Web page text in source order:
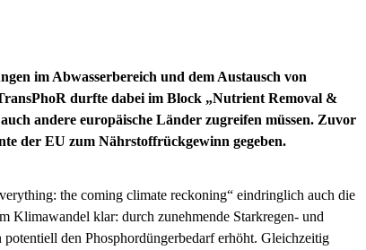
im Abwasserbereich und dem Austausch von
durfte dabei im Block „Nutrient Removal &
andere europäische Länder zugreifen müssen. Zuvor
der EU zum Nährstoffrückgewinn gegeben.
the coming climate reckoning“ eindringlich auch die
Klimawandel klar: durch zunehmende Starkregen- und
den Phosphordüngerbedarf erhöht. Gleichzeitig